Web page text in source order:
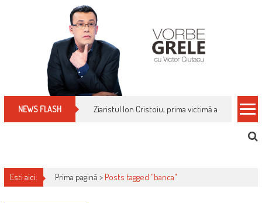
NEWS FLASH Ziaristul Ion Cristoiu, prima victimă a noi
Esti aici: Prima pagină > Posts tagged "banca"